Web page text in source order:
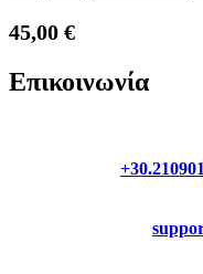
45,00 €
Επικοινωνία